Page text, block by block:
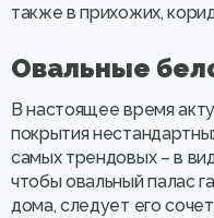
также в прихожих,
Овальные
В настоящее время
покрытия
самых трендовых – в
чтобы овальный палас
дома, следует его